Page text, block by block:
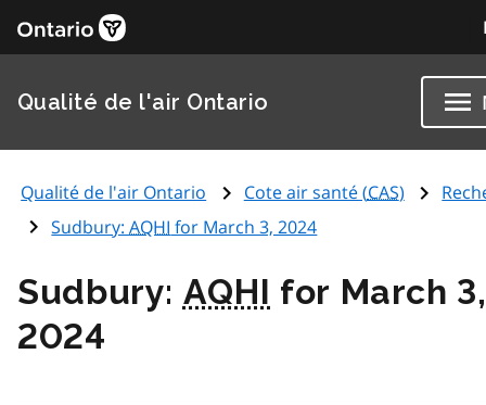
Qualité de l'air Ontario
Qualité de l'air Ontario Cote air santé (CAS)
Sudbury:AQHI for March 3, 2024
Sudbury: AQHI for March 3,
2024